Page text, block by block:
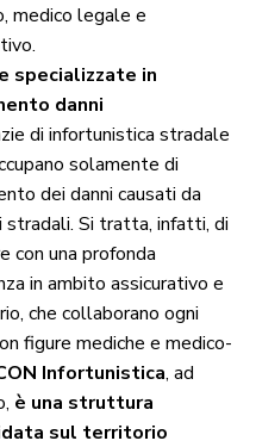
medico legale e
specializzate in
danni
di infortunistica stradale
solamente di
dei danni causati da
stradali. Si tratta, infatti, di
con una profonda
in ambito assicurativo e
che collaborano ogni
figure mediche e medico-
Infortunistica, ad
è una struttura
sul territorio